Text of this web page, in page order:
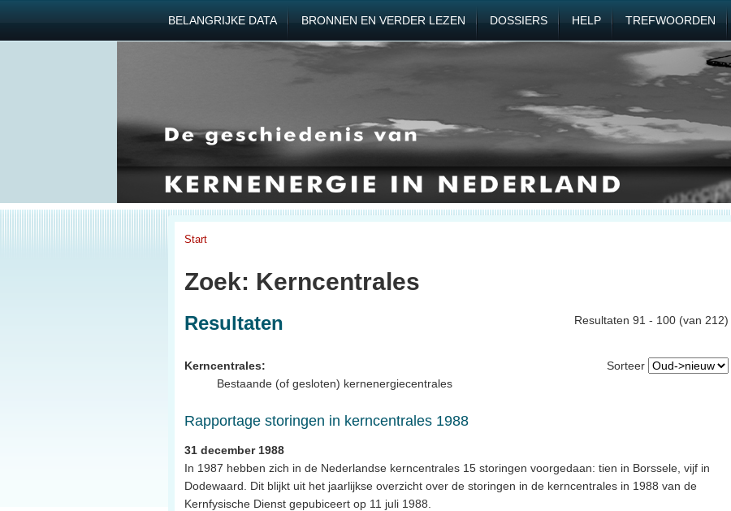
BELANGRIJKE DATA BRONNEN EN VERDER LEZEN DOSSIERS HELP TREFWOORDEN
Start
Zoek: Kerncentrales
Resultaten 91 - 100 (van 212)
Resultaten
Sorteer
Kerncentrales:
Bestaande (of gesloten) kernenergiecentrales
Rapportage storingen in kerncentrales 1988
31 december 1988
In 1987 hebben zich in de Nederlandse kerncentrales 15 storingen voorgedaan: tien in Borssele, vijf in
Dodewaard. Dit blijkt uit het jaarlijkse overzicht over de storingen in de kerncentrales in 1988 van de
Kernfysische Dienst gepubiceert op 11 juli 1988.